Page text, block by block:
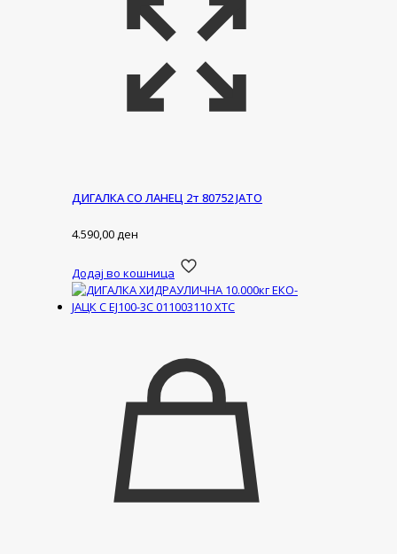
ДИГАЛКА СО ЛАНЕЦ 2т 80752 ЈАТО
4.590,00ден
Додај во кошница